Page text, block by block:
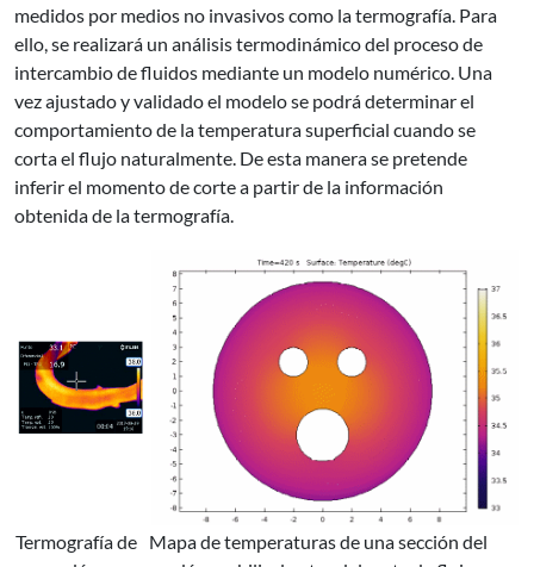
medidos por medios no invasivos como la termografía. Para
ello, se realizará un análisis termodinámico del proceso de
intercambio de fluidos mediante un modelo numérico. Una
vez ajustado y validado el modelo se podrá determinar el
comportamiento de la temperatura superficial cuando se
corta el flujo naturalmente. De esta manera se pretende
inferir el momento de corte a partir de la información
obtenida de la termografía.
Termografía de Mapa de temperaturas de una sección del